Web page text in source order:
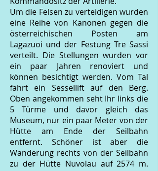
Um die Felsen zu verteidigen wurden
eine Reihe von Kanonen gegen die
österreichischen Posten am
Lagazuoi und der Festung Tre Sassi
verteilt. Die Stellungen wurden vor
ein paar Jahren renoviert und
können besichtigt werden. Vom Tal
fährt ein Sessellift auf den Berg.
Oben angekommen seht Ihr links die
5 Türme und davor gleich das
Museum, nur ein paar Meter von der
Hütte am Ende der Seilbahn
entfernt. Schöner ist aber die
Wanderung rechts von der Seilbahn
zu der Hütte Nuvolau auf 2574 m.